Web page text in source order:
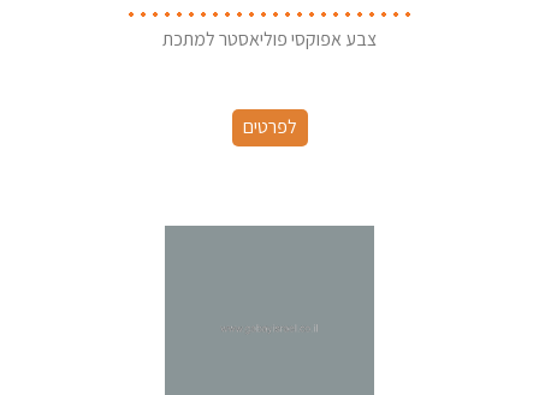
צבע אפוקסי פוליאסטר למתכת
לפרטים